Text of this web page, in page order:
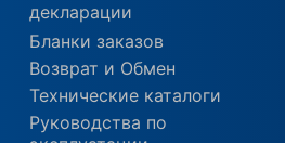
декларации
Бланки заказов
Возврат и Обмен
Технические каталоги
Руководства по